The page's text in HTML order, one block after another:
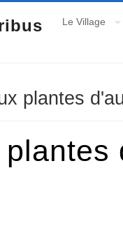
Le Village
plantes